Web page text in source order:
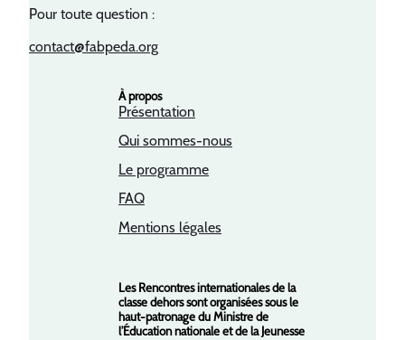
Pour toute question :
contact@fabpeda.org
À propos
Présentation
Qui sommes-nous
Le programme
FAQ
Mentions légales
Les Rencontres internationales de la
classe dehors sont organisées sous le
haut-patronage du Ministre de
l’Éducation nationale et de la Jeunesse